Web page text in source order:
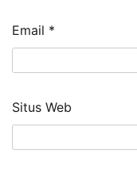
Email *
Situs Web